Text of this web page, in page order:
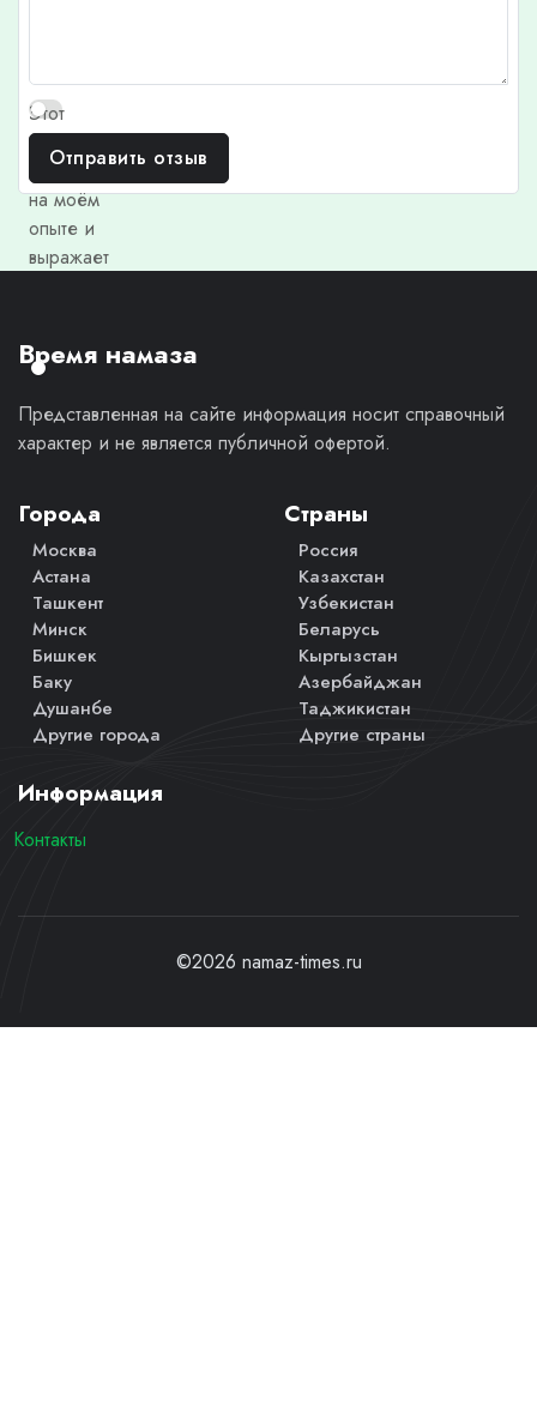
Этот
отзыв
основан
на моём
опыте и
выражает
мнение.
Отправить отзыв
Время намаза
Представленная на сайте информация носит справочный
характер и не является публичной офертой.
Города
Москва
Астана
Ташкент
Минск
Бишкек
Баку
Душанбе
Другие города
Страны
Россия
Казахстан
Узбекистан
Беларусь
Кыргызстан
Азербайджан
Таджикистан
Другие страны
Информация
Контакты
©2026 namaz-times.ru